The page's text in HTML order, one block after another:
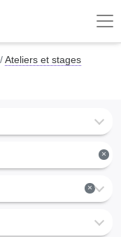
Ateliers et stages
×
×